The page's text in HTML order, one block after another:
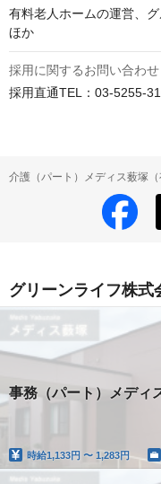
有料老人ホームの運営、
ほか
採用に関するお問い合わせ
採用直通TEL：03-5255-
介護（パート）メディス薮塚
グリーンライフ株式
事務（パート）メディ
時給1,133円 〜 1,283円